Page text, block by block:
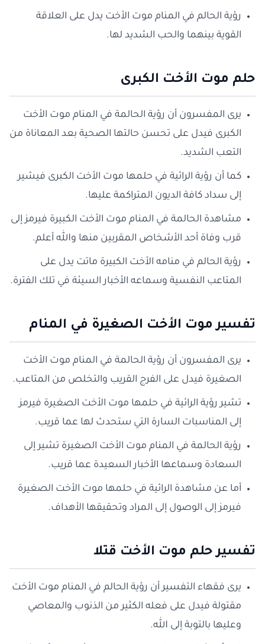
رؤية الحالم في المنام موت الأخت يدل على العلاقة
القوية بينهما والحب الشديد لها.
حلم موت الأخت الكبرى
يرى المفسرون أن رؤية الحالمة في المنام موت الأخت
الكبرى فيدل على تحسن حالتها الصحية بعد المعاناة من
التعب الشديد.
كما أن رؤية الرائية في حلمها موت الأخت الكبرى فيشير
إلى سداد كافة الديون المتراكمة عليها.
مشاهدة الحالمة في المنام موت الأخت الكبيرة فيرمز إلى
قرب وفاة أحد الأشخاص المقربين منها والله أعلم.
رؤية الحالم في منامه الأخت الكبيرة ماتت يدل على
المتاعب النفسية وسماعه الأخبار السيئة في تلك الفترة.
تفسير موت الأخت الصغيرة في المنام
يرى المفسرون أن رؤية الحالمة في المنام موت الأخت
الصغيرة فيدل على الفرج القريب والتخلص من المتاعب.
تشير رؤية الرائية في حلمها موت الأخت الصغيرة فيرمز
إلى المناسبات السارة التي ستحدث لها عما قريب.
رؤية الحالمة في المنام موت الأخت الصغيرة تشير إلى
السعادة وسماعها الأخبار السعيدة عما قريب.
أما عن مشاهدة الرائية في حلمها موت الأخت الصغيرة
فيرمز إلى الوصول إلى المراد وتحقيقها الأهداف.
تفسير حلم موت الأخت قتلا
يرى فقهاء التفسير أن رؤية الحالم في المنام موت الأخت
مقتولة فيدل على فعله الكثير من الذنوب والمعاصي
وعليها بالتوبة إلى الله.